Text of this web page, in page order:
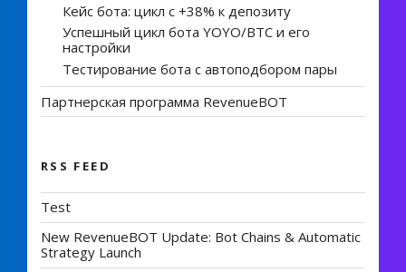
Кейс бота: цикл с +38% к депозиту
Успешный цикл бота YOYO/BTC и его
настройки
Тестирование бота с автоподбором пары
Партнерская программа RevenueBOT
RSS FEED
Test
New RevenueBOT Update: Bot Chains & Automatic
Strategy Launch